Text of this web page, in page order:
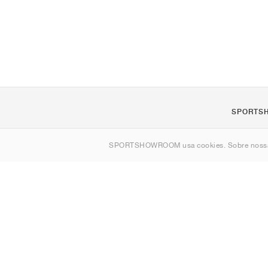
SPORTSHOWROOM usa cookies. Sobre
Contato